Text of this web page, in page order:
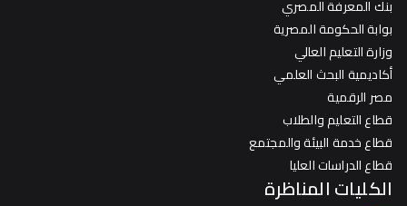
بنك المعرفة المصري
بوابة الحكومة المصرية
وزارة التعليم العالي
أكاديمية البحث العلمي
مصر الرقمية
قطاع التعليم والطلاب
قطاع خدمة البيئة والمجتمع
قطاع الدراسات العليا
الكليات المناظرة